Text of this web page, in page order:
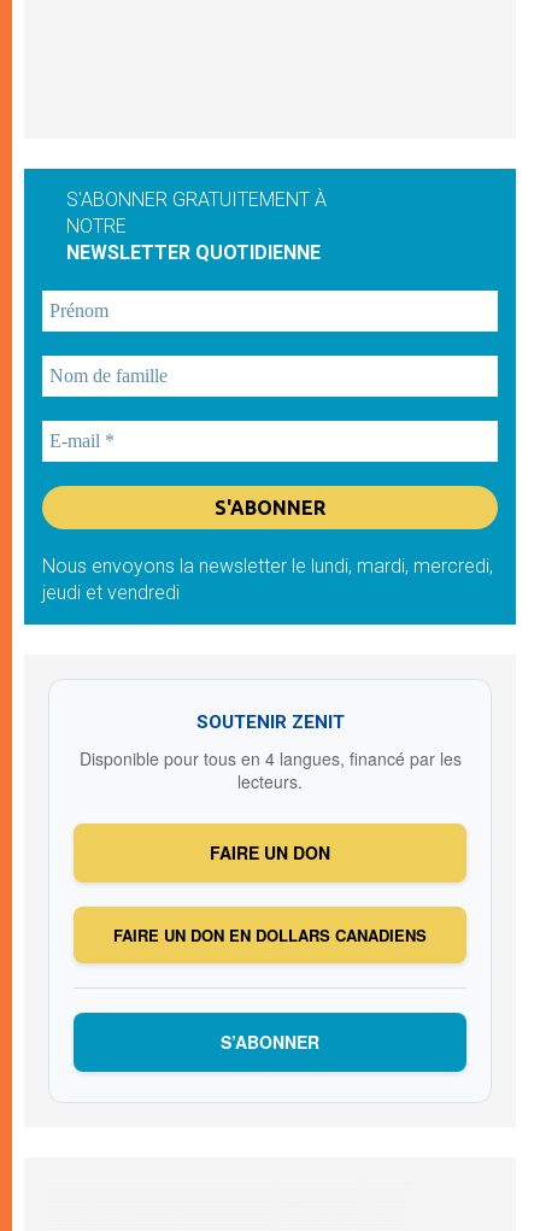
S'ABONNER GRATUITEMENT À
NOTRE
NEWSLETTER QUOTIDIENNE
Nous envoyons la newsletter le lundi, mardi, mercredi,
jeudi et vendredi
SOUTENIR ZENIT
Disponible pour tous en 4 langues, financé par les
lecteurs.
FAIRE UN DON
FAIRE UN DON EN DOLLARS CANADIENS
S’ABONNER